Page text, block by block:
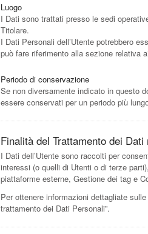
Luogo
I Dati sono trattati presso le sedi
Titolare.
I Dati Personali dell’Utente potrebbero
può fare riferimento alla sezione relativa
Periodo di conservazione
Se non diversamente indicato in questo
essere conservati per un periodo più
Finalità del Trattamento dei Dati
I Dati dell’Utente sono raccolti per
interessi (o quelli di Utenti o di terze
piattaforme esterne, Gestione dei tag e
Per ottenere informazioni dettagliate
trattamento dei Dati Personali”.